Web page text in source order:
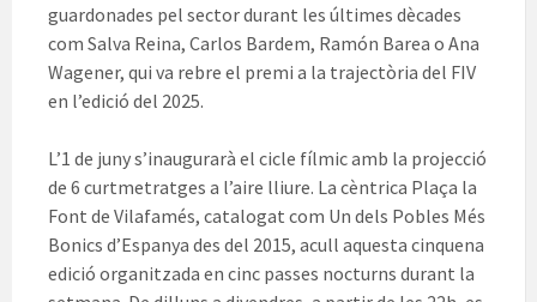
guardonades pel sector durant les últimes dècades
com Salva Reina, Carlos Bardem, Ramón Barea o Ana
Wagener, qui va rebre el premi a la trajectòria del FIV
en l’edició del 2025.
L’1 de juny s’inaugurarà el cicle fílmic amb la projecció
de 6 curtmetratges a l’aire lliure. La cèntrica Plaça la
Font de Vilafamés, catalogat com Un dels Pobles Més
Bonics d’Espanya des del 2015, acull aquesta cinquena
edició organitzada en cinc passes nocturns durant la